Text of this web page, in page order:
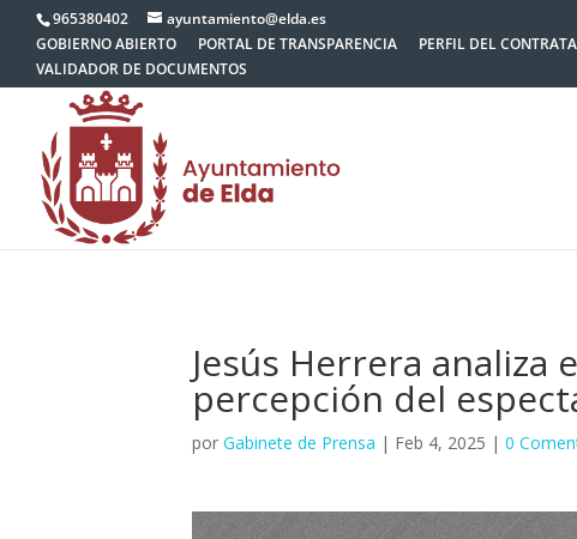
965380402
ayuntamiento@elda.es
GOBIERNO ABIERTO
PORTAL DE TRANSPARENCIA PERFIL DEL
VALIDADOR DE DOCUMENTOS
Jesús Herrera analiza
percepción del
por Gabinete de Prensa | Feb 4, 2025 | 0